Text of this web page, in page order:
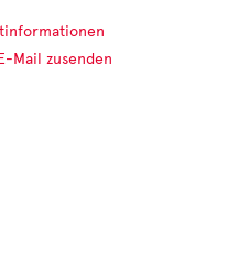
Mail zusenden